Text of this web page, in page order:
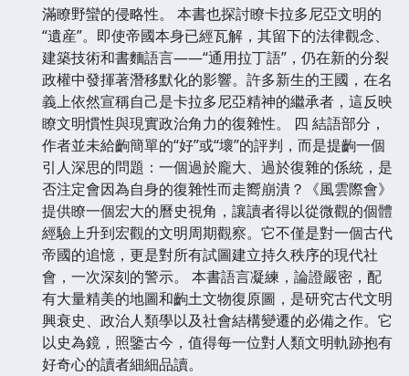
滿瞭野蠻的侵略性。 本書也探討瞭卡拉多尼亞文明的
“遺産”。即使帝國本身已經瓦解，其留下的法律觀念、
建築技術和書麵語言——“通用拉丁語”，仍在新的分裂
政權中發揮著潛移默化的影響。許多新生的王國，在名
義上依然宣稱自己是卡拉多尼亞精神的繼承者，這反映
瞭文明慣性與現實政治角力的復雜性。 四 結語部分，
作者並未給齣簡單的“好”或“壞”的評判，而是提齣一個
引人深思的問題：一個過於龐大、過於復雜的係統，是
否注定會因為自身的復雜性而走嚮崩潰？《風雲際會》
提供瞭一個宏大的曆史視角，讓讀者得以從微觀的個體
經驗上升到宏觀的文明周期觀察。它不僅是對一個古代
帝國的追憶，更是對所有試圖建立持久秩序的現代社
會，一次深刻的警示。 本書語言凝練，論證嚴密，配
有大量精美的地圖和齣土文物復原圖，是研究古代文明
興衰史、政治人類學以及社會結構變遷的必備之作。它
以史為鏡，照鑒古今，值得每一位對人類文明軌跡抱有
好奇心的讀者細細品讀。